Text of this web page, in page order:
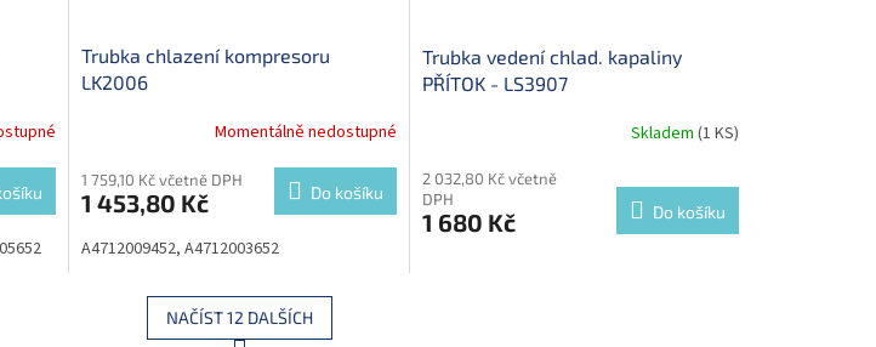
Trubka chlazení kompresoru
LK2006
Momentálně nedostupné
1 759,10 Kč včetně DPH
1 453,80 Kč Do košíku
A4712009452, A4712003652
Trubka vedení chlad. kapaliny
PŘÍTOK - LS3907
Skladem (1 KS)
2 032,80 Kč včetně
DPH
1 680 Kč Do košíku
NAČÍST 12 DALŠÍCH